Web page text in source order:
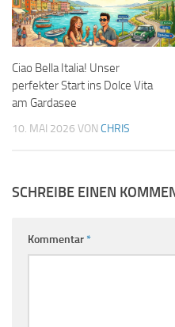
Ciao Bella Italia! Unser
perfekter Start ins Dolce Vita
am Gardasee
10. MAI 2026 VON CHRIS
SCHREIBE EINEN
Kommentar*